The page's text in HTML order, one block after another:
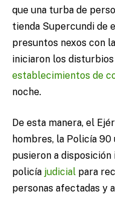
que una turba de
tienda Supercundi de
presuntos nexos con
iniciaron los
establecimientos de
noche.
De esta manera, el
hombres, la Policía
pusieron a
policía judicial para
personas afectadas y